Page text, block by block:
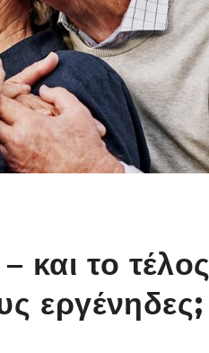
και το τέλος
εργένηδες;